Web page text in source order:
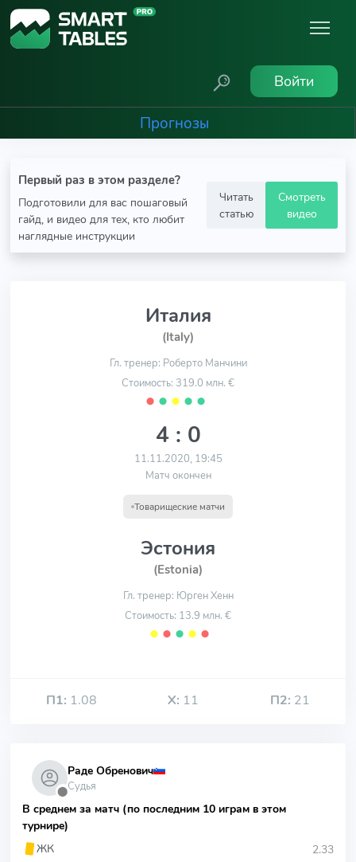
Войти
Прогнозы
Первый раз в этом разделе?
Подготовили для вас пошаговый
гайд, и видео для тех, кто любит
наглядные инструкции
Читать
статью
Смотреть
видео
Италия
(Italy)
Гл. тренер: Роберто Манчини
Стоимость: 319.0 млн. €
⬤ ⬤ ⬤ ⬤ ⬤
4 : 0
11.11.2020, 19:45
Матч окончен
Товарищеские матчи
Эстония
(Estonia)
Гл. тренер: Юрген Хенн
Стоимость: 13.9 млн. €
⬤ ⬤ ⬤ ⬤ ⬤
П1: 1.08 Х: 11 П2: 21
⬤
Раде Обренович
Судья
В среднем за матч (по последним 10 играм в этом
турнире)
ЖК
2.33